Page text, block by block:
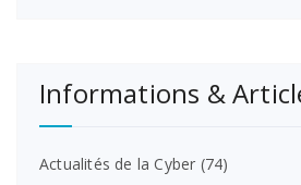
Informations &
Actualités de la Cyber (74)